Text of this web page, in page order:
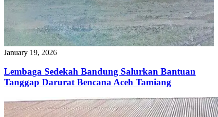
January 19, 2026
Lembaga Sedekah Bandung Salurkan Bantuan
Tanggap Darurat Bencana Aceh Tamiang